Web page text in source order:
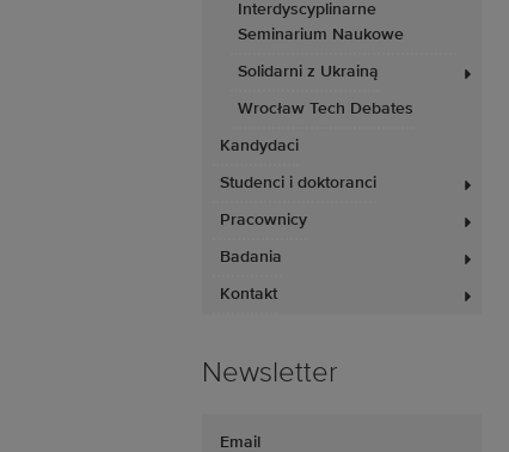
Interdyscyplinarne
Seminarium Naukowe
Solidarni z Ukrainą
Wrocław Tech Debates
Kandydaci
Studenci i doktoranci
Pracownicy
Badania
Kontakt
Newsletter
Email